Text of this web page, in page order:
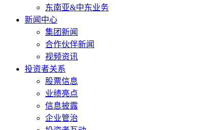
东南亚&中东业务
新闻中心
集团新闻
合作伙伴新闻
视频资讯
投资者关系
股票信息
业绩亮点
信息披露
企业管治